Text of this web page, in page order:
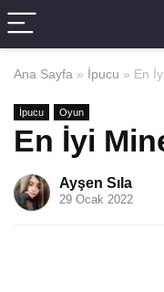
Ana Sayfa » İpucu » En
İpucu Oyun
En İyi
Ayşen Sıla
29 Ocak 2022